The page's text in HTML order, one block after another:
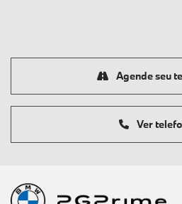
Ver
Agende seu